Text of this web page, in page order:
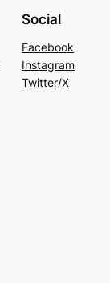
Social
Facebook
Instagram
Twitter/X